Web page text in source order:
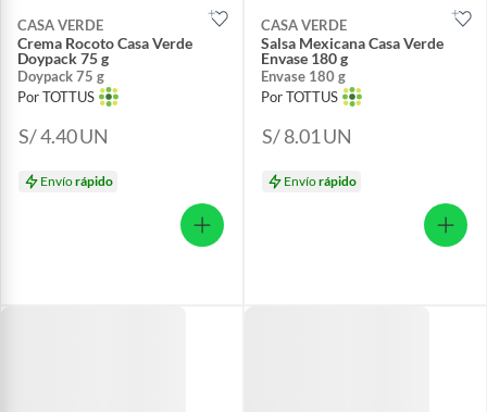
CASA VERDE
Crema Rocoto Casa Verde
Doypack 75 g
Doypack 75 g
Por TOTTUS
S/ 4.40UN
Envíorápido
CASA VERDE
Salsa Mexicana Casa Verde
Envase 180 g
Envase 180 g
Por TOTTUS
S/ 8.01UN
Envíorápido